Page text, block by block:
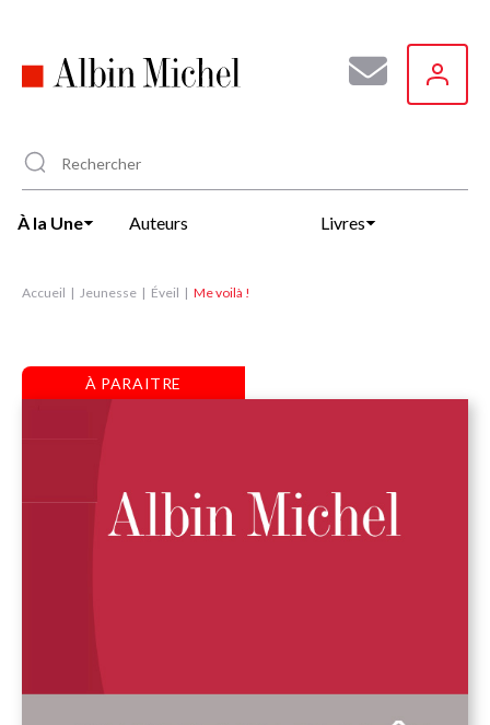
principal
À la Une Auteurs Livres
Accueil Jeunesse Éveil Me voilà !
À PARAITRE